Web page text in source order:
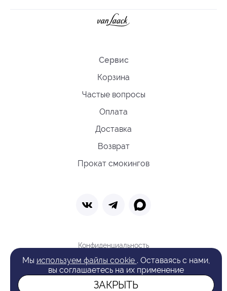
Сервис
Корзина
Частые вопросы
Оплата
Доставка
Возврат
Прокат смокингов
Конфиденциальность
Политика обработки cookie
Оферта
Поиск
Мы используем файлы cookie . Оставаясь с нами,
вы соглашаетесь на их применение
ЗАКРЫТЬ